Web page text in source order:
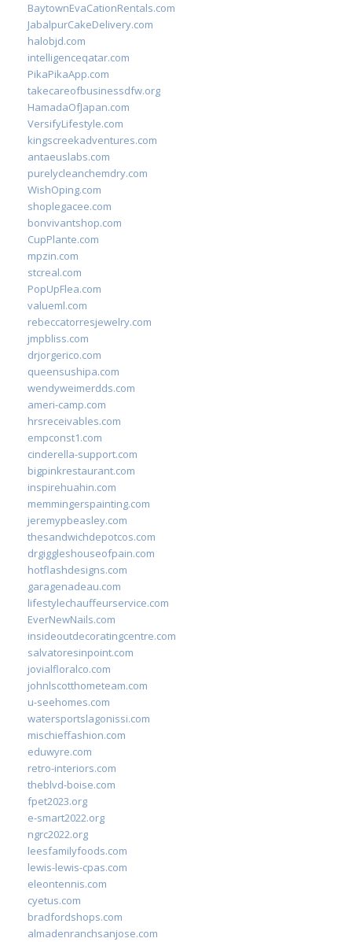
BaytownEvaCationRentals.com
JabalpurCakeDelivery.com
halobjd.com
intelligenceqatar.com
PikaPikaApp.com
takecareofbusinessdfw.org
HamadaOfJapan.com
VersifyLifestyle.com
kingscreekadventures.com
antaeuslabs.com
purelycleanchemdry.com
WishOping.com
shoplegacee.com
bonvivantshop.com
CupPlante.com
mpzin.com
stcreal.com
PopUpFlea.com
valueml.com
rebeccatorresjewelry.com
jmpbliss.com
drjorgerico.com
queensushipa.com
wendyweimerdds.com
ameri-camp.com
hrsreceivables.com
empconst1.com
cinderella-support.com
bigpinkrestaurant.com
inspirehuahin.com
memmingerspainting.com
jeremypbeasley.com
thesandwichdepotcos.com
drgiggleshouseofpain.com
hotflashdesigns.com
garagenadeau.com
lifestylechauffeurservice.com
EverNewNails.com
insideoutdecoratingcentre.com
salvatoresinpoint.com
jovialfloralco.com
johnlscotthometeam.com
u-seehomes.com
watersportslagonissi.com
mischieffashion.com
eduwyre.com
retro-interiors.com
theblvd-boise.com
fpet2023.org
e-smart2022.org
ngrc2022.org
leesfamilyfoods.com
lewis-lewis-cpas.com
eleontennis.com
cyetus.com
bradfordshops.com
almadenranchsanjose.com